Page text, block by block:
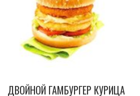
ДВОЙНОЙ ГАМБУРГЕР КУРИЦА